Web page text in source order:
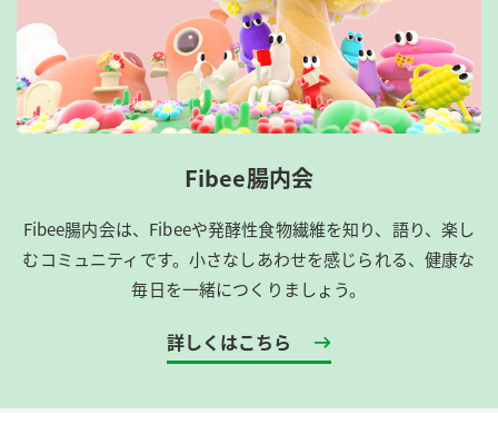
Fibee腸内会
Fibee腸内会は、​Fibeeや発酵性食物繊維を知り、語り、楽し
むコミュニティです。​小さなしあわせを感じられる、健康な
毎日を一緒につくりましょう。
詳しくはこちら